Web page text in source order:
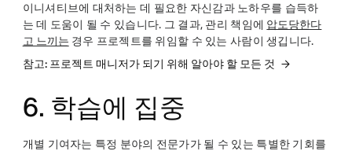
이니셔티브에 대처하는 데 필요한 자신감과 노하우를 습득하
는 데 도움이 될 수 있습니다. 그 결과, 관리 책임에 압도당한다
고 느끼는 경우 프로젝트를 위임할 수 있는 사람이 생깁니다.
참고: 프로젝트 매니저가 되기 위해 알아야 할 모든 것
6. 학습에 집중
개별 기여자는 특정 분야의 전문가가 될 수 있는 특별한 기회를